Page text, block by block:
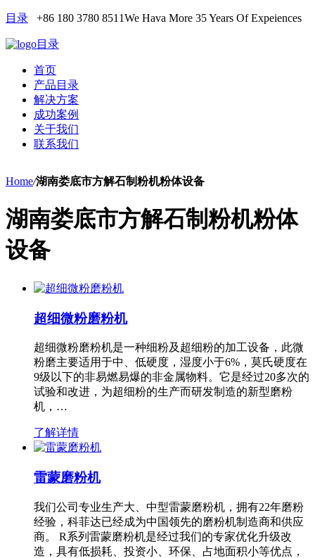
目录 +86 180 3780 8511We Hava More 35 Years Of Expeiences
目录
首页
产品目录
解决方案
成功案例
关于我们
联系我们
Home/湖南娄底市方解石制粉机粉体设备
湖南娄底市方解石制粉机粉体
设备
超细微粉磨粉机
超细微粉磨粉机是一种细粉及超细粉的加工设备，此微
粉磨主要适用于中、低硬度，湿度小于6%，莫氏硬度在
9级以下的非易燃易爆的非金属物料。它是经过20多次的
试验和改进，为超细粉的生产而研发制造的新型磨粉
机，…
了解详情
雷蒙磨粉机
我们公司专业生产大、中型雷蒙磨粉机，拥有22年磨粉
经验，科菲达已经成为中国领先的磨粉机制造商和供应
商。 R系列雷蒙磨粉机是经过我们的专家优化升级改
造，具有低损耗、投资小、环保、占地面积小等优点，